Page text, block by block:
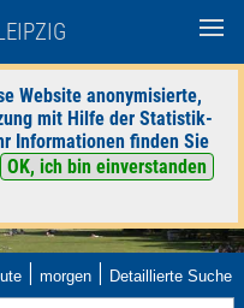
Website anonymisierte,
mit Hilfe der Statistik-
Informationen finden Sie
OK, ich bin einverstanden
| morgen | Detaillierte Suche